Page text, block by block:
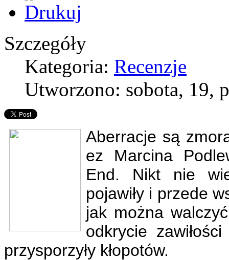
Szczegóły
Kategoria: Recenzje
Utworzono: sobota, 19,
Aberracje są
ez Marcina
End. Nikt nie
pojawiły i przede
jak można
odkrycie
przysporzyły kłopotów.